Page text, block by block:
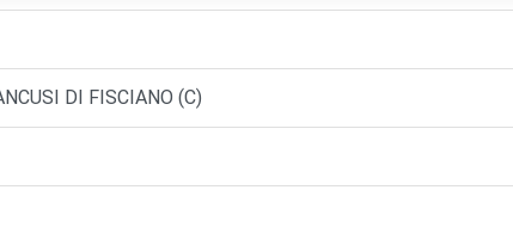
DI FISCIANO (C)